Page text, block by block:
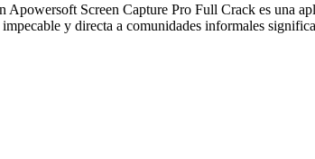
Screen Capture Pro Full Crack es una
y directa a comunidades informales